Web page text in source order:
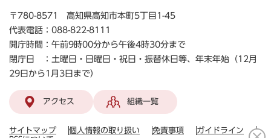
〒780-8571 高知県高知市本町5丁目1-45
代表電話：088-822-8111
開庁時間：午前9時00分から午後4時30分まで
閉庁日 ：土曜日・日曜日・祝日・振替休日等、年末年始（12月
29日から1月3日まで）
アクセス 組織一覧
サイトマップ 個人情報の取り扱い 免責事項
ガイドライン